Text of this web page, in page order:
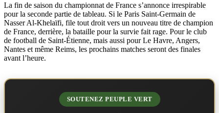
La fin de saison du championnat de France s’annonce irrespirable
pour la seconde partie de tableau. Si le Paris Saint-Germain de
Nasser Al-Khelaïfi, file tout droit vers un nouveau titre de champion
de France, derrière, la bataille pour la survie fait rage. Pour le club
de football de Saint-Étienne, mais aussi pour Le Havre, Angers,
Nantes et même Reims, les prochains matches seront des finales
avant l’heure.
SOUTENEZ PEUPLE VERT